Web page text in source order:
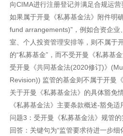
向CIMA进行注册登记并满足合规运营
如果属于开曼《私募基金法》附件明
fund arrangements)”，例如合资企业
室、个人投资管理安排等，则不属于
的“私募基金”，而不受开曼《私募基金
受开曼《共同基金法(2020修订)》
Revision)) 监管的基金则不属于开曼
关于开曼《私募基金法》的具体豁免
《私募基金法》主要条款概述-豁免适
问题3：受开曼《私募基金法》规管
回答：关键句为“监管要求待进一步